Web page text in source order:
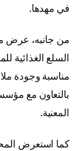
في مهدها.
من جانبه، عرض
السلع الغذائية
مناسبة وجودة
بالتعاون مع
المعنية.
كما استعرض